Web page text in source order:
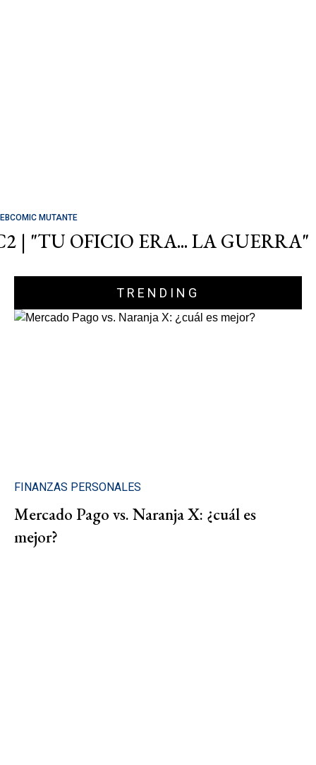
MUTANTE
| "TU OFICIO ERA... LA GUERRA"
TRENDING
FINANZAS PERSONALES
Mercado Pago vs. Naranja X: ¿cuál es
mejor?